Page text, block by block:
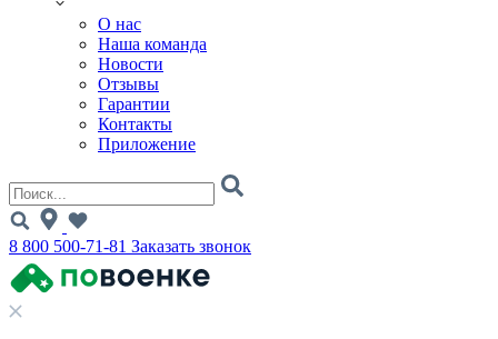
О нас
Наша команда
Новости
Отзывы
Гарантии
Контакты
Приложение
8 800 500-71-81 Заказать звонок